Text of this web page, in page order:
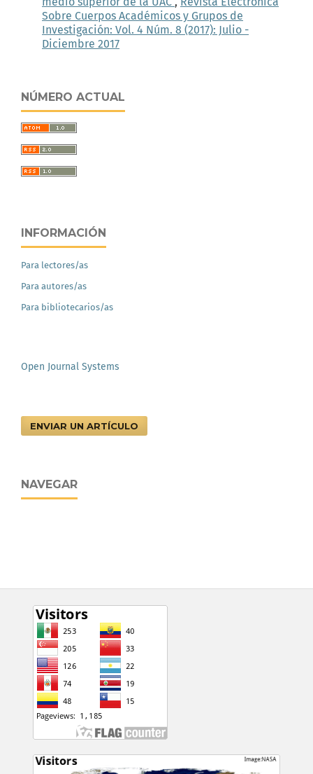
Sobre Cuerpos Académicos y Grupos de
Investigación: Vol. 4 Núm. 8 (2017): Julio -
Diciembre 2017
NÚMERO ACTUAL
INFORMACIÓN
Para lectores/as
Para autores/as
Para bibliotecarios/as
Open Journal Systems
ENVIAR UN ARTÍCULO
NAVEGAR